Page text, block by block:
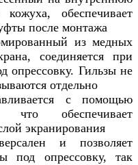
кожуха, обеспечивает
после монтажа
из медных
соединяется при
опрессовку. Гильзы не
отдельно
с помощью
что обеспечивает
экранирования
и позволяет
под опрессовку, так